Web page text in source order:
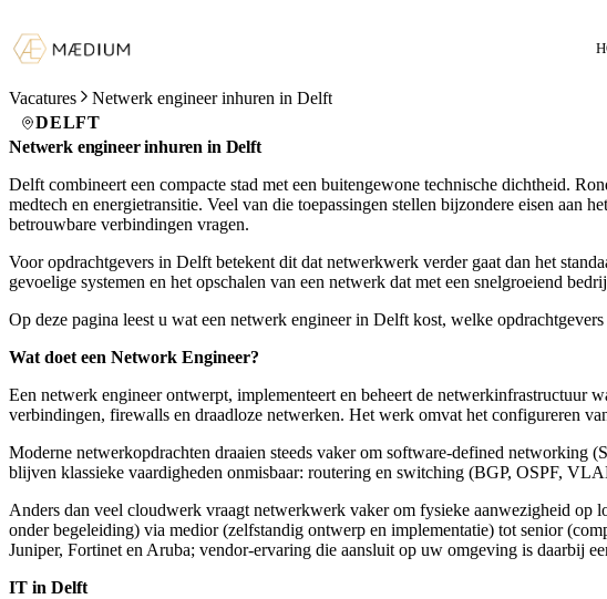
Vacatures
Netwerk engineer inhuren in Delft
DELFT
Netwerk engineer inhuren in Delft
Delft combineert een compacte stad met een buitengewone technische dichtheid.
medtech en energietransitie. Veel van die toepassingen stellen bijzondere eisen aan
betrouwbare verbindingen vragen.
Voor opdrachtgevers in Delft betekent dit dat netwerkwerk verder gaat dan het
gevoelige systemen en het opschalen van een netwerk dat met een snelgroeiend
Op deze pagina leest u wat een netwerk engineer in Delft kost, welke
Wat doet een Network Engineer?
Een netwerk engineer ontwerpt, implementeert en beheert de
verbindingen, firewalls en draadloze netwerken. Het werk omvat het configureren
Moderne netwerkopdrachten draaien steeds vaker om software-defined networking
blijven klassieke vaardigheden onmisbaar: routering en switching (BGP, OSPF,
Anders dan veel cloudwerk vraagt netwerkwerk vaker om fysieke aanwezigheid
onder begeleiding) via medior (zelfstandig ontwerp en implementatie) tot senior
Juniper, Fortinet en Aruba; vendor-ervaring die aansluit op uw omgeving is daarbij
IT in Delft